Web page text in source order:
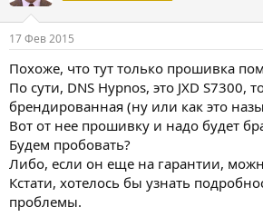
17 Фев 2015
Похоже, что тут только прошивка
По сути, DNS Hypnos, это JXD S7300,
брендированная (ну или как это
Вот от нее прошивку и надо будет
Будем пробовать?
Либо, если он еще на гарантии,
Кстати, хотелось бы узнать
проблемы.